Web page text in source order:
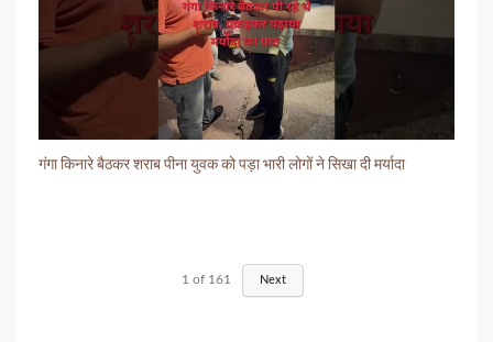
गंगा किनारे बैठकर शराब पीना युवक को पड़ा भारी लोगों ने सिखा दी मर्यादा
1 of 161 Next